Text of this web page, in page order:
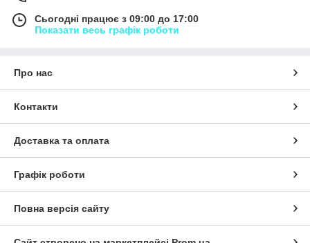
Сьогодні працює з 09:00 до 17:00
Показати весь графік роботи
Про нас
Контакти
Доставка та оплата
Графік роботи
Повна версія сайту